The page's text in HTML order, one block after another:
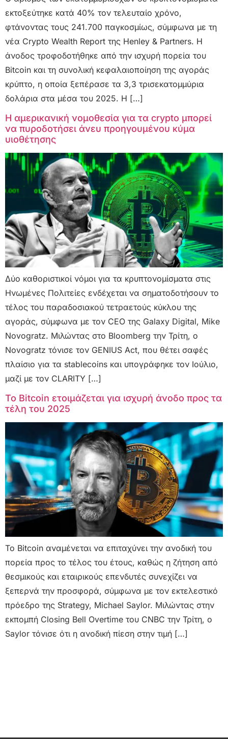
εκτοξεύτηκε κατά 40% τον τελευταίο χρόνο,
φτάνοντας τους 241.700 παγκοσμίως, σύμφωνα με τη
νέα Crypto Wealth Report της Henley & Partners. Η
άνοδος τροφοδοτήθηκε από την ισχυρή πορεία του
Bitcoin και τη συνολική κεφαλαιοποίηση της αγοράς
κρύπτο, η οποία ξεπέρασε τα 3,3 τρισεκατομμύρια
δολάρια στα μέσα του 2025. Η […]
Η αμερικανική νομοθεσία για τα crypto μπορεί
να πυροδοτήσει άνευ προηγουμένου κύμα
υιοθέτησης
Δύο καθοριστικοί νόμοι για τα κρυπτονομίσματα στις
Ηνωμένες Πολιτείες ενδέχεται να σηματοδοτήσουν το
τέλος του παραδοσιακού τετραετούς κύκλου της
αγοράς, σύμφωνα με τον CEO της Galaxy Digital, Mike
Novogratz. Μιλώντας στο Bloomberg την Τρίτη, ο
Novogratz τόνισε τον GENIUS Act, που θέτει σαφές
πλαίσιο για τα stablecoins και υπογράφηκε τον Ιούλιο,
μαζί με τον CLARITY […]
Το Bitcoin ετοιμάζεται για ισχυρή άνοδο προς τα
τέλη του 2025
Το Bitcoin αναμένεται να επιταχύνει την ανοδική του
πορεία προς το τέλος του έτους, καθώς η ζήτηση από
θεσμικούς και εταιρικούς επενδυτές συνεχίζει να
ξεπερνά την προσφορά, σύμφωνα με τον εκτελεστικό
πρόεδρο της Strategy, Michael Saylor. Μιλώντας στην
εκπομπή Closing Bell Overtime του CNBC την Τρίτη, ο
Saylor τόνισε ότι η ανοδική πίεση στην τιμή […]